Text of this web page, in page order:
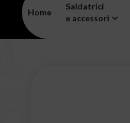
Home
Saldatrici
e accessori